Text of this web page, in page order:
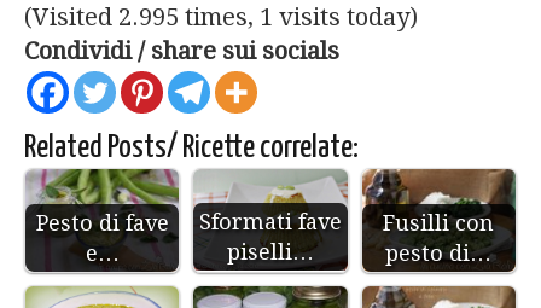
(Visited 2.995 times, 1 visits today)
Condividi / share sui socials
Related Posts/ Ricette correlate:
Pesto di fave
e…
Sformati fave
piselli…
Fusilli con
pesto di…